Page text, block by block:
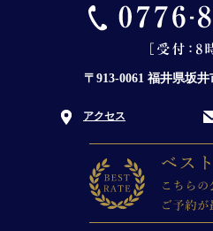
〒913-0061 福井県坂
アクセス